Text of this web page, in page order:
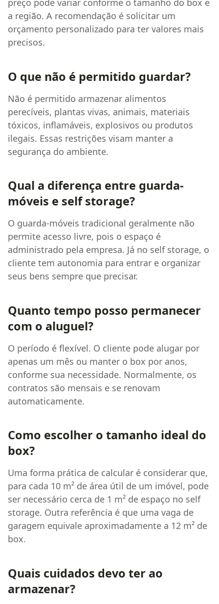
preço pode variar conforme o tamanho do box e
a região. A recomendação é solicitar um
orçamento personalizado para ter valores mais
precisos.
O que não é permitido guardar?
Não é permitido armazenar alimentos
perecíveis, plantas vivas, animais, materiais
tóxicos, inflamáveis, explosivos ou produtos
ilegais. Essas restrições visam manter a
segurança do ambiente.
Qual a diferença entre guarda-
móveis e self storage?
O guarda-móveis tradicional geralmente não
permite acesso livre, pois o espaço é
administrado pela empresa. Já no self storage, o
cliente tem autonomia para entrar e organizar
seus bens sempre que precisar.
Quanto tempo posso permanecer
com o aluguel?
O período é flexível. O cliente pode alugar por
apenas um mês ou manter o box por anos,
conforme sua necessidade. Normalmente, os
contratos são mensais e se renovam
automaticamente.
Como escolher o tamanho ideal do
box?
Uma forma prática de calcular é considerar que,
para cada 10 m² de área útil de um imóvel, pode
ser necessário cerca de 1 m² de espaço no self
storage. Outra referência é que uma vaga de
garagem equivale aproximadamente a 12 m² de
box.
Quais cuidados devo ter ao
armazenar?